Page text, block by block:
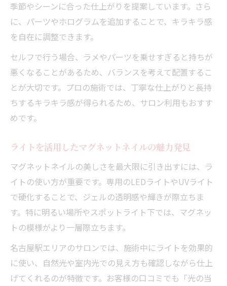
季節やシーンに合った仕上がりを提案しています。さら
に、パーツやホログラムを追加することで、キラキラ感
を自在に調整できます。
セルフで行う場合、ラメやパーツを乗せすぎると持ちが
悪くなることがあるため、バランスを考えて配置するこ
とが大切です。プロの施術では、丁寧な仕上がりと長持
ちするキラキラ感が得られるため、サロン利用もおすす
めです。
ライトを活用したマグネットネイルの魅力発見
マグネットネイルの美しさを最大限に引き出すには、ラ
イトの使い方が重要です。専用のLEDライトやUVライト
で硬化することで、ジェルの透明感や輝きが際立ちま
す。特に明るい場所やスポットライト下では、マグネッ
トの模様がより一層際立ちます。
名古屋駅エリアのサロンでは、施術中にライトを効果的
に使い、自然光や室内光での見え方も確認しながら仕上
げてくれるのが特徴です。お客様の口コミでも「光の当